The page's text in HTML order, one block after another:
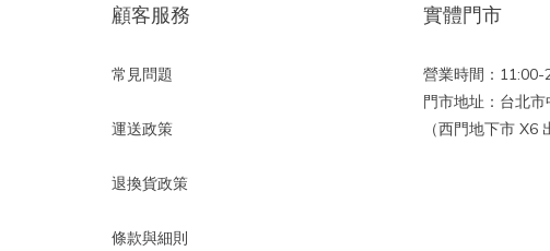
顧客服務
常見問題
運送政策
退換貨政策
條款與細則
實體門市
營業時間：11:00-
門市地址：台北
（西門地下市 X6